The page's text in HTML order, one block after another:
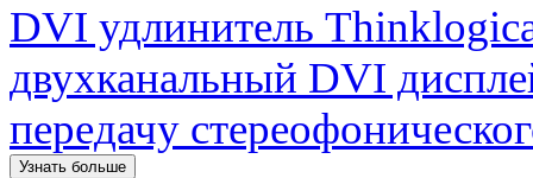
DVI удлинитель
двухканальный DVI
передачу
Узнать больше